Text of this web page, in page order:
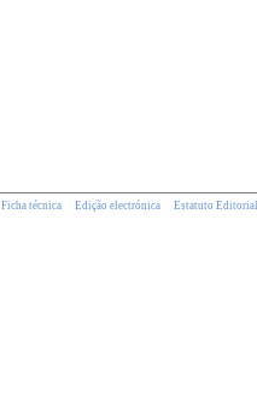
Ficha técnica Edição electrónica Estatuto Editorial